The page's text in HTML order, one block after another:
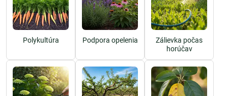
Polykultúra Podpora opelenia
Zálievka počas
horúčav